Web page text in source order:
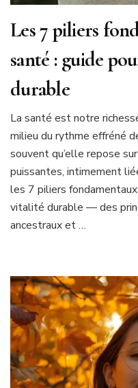
Les 7 piliers
santé : guide
durable
La santé est notre
milieu du rythme effréné
souvent qu’elle repose
puissantes, intimement
les 7 piliers
vitalité durable — des
ancestraux et …